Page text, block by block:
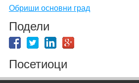
Обриши основни град
Подели
Посетиоци